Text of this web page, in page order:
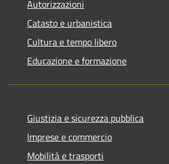
Autorizzazioni
Catasto e urbanistica
Cultura e tempo libero
Educazione e formazione
Giustizia e sicurezza pubblica
Imprese e commercio
Mobilità e trasporti